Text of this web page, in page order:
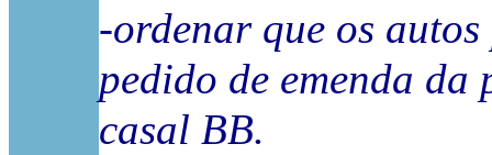
-ordenar que os
pedido de emenda
casal BB.